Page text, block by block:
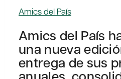
Amics del País
Amics del País
una nueva
entrega de sus